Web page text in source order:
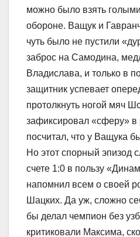
можно было взять
обороне. Ващук и
чуть было не пустили
заброс на Самодина,
Владислава, и только в
защитник успевает
протолкнуть ногой мяч
зафиксировал «сферу» в
посчитал, что у Ващука
Но этот спорный эпизод
счете 1:0 в пользу
напомнил всем о своей
Шацких. Да уж, сложно
бы делал чемпион без
критиковали Максима,